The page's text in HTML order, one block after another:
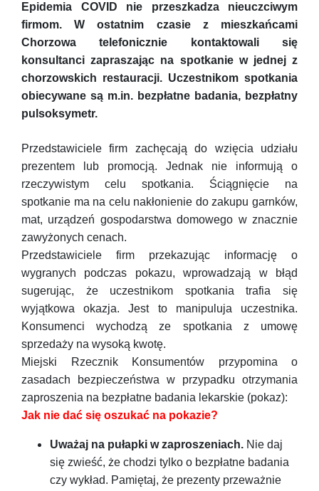
Epidemia COVID nie przeszkadza nieuczciwym
firmom. W ostatnim czasie z mieszkańcami
Chorzowa telefonicznie kontaktowali się
konsultanci zapraszając na spotkanie w jednej z
chorzowskich restauracji. Uczestnikom spotkania
obiecywane są m.in. bezpłatne badania, bezpłatny
pulsoksymetr.
Przedstawiciele firm zachęcają do wzięcia udziału
prezentem lub promocją. Jednak nie informują o
rzeczywistym celu spotkania. Ściągnięcie na
spotkanie ma na celu nakłonienie do zakupu garnków,
mat, urządzeń gospodarstwa domowego w znacznie
zawyżonych cenach.
Przedstawiciele firm przekazując informację o
wygranych podczas pokazu, wprowadzają w błąd
sugerując, że uczestnikom spotkania trafia się
wyjątkowa okazja. Jest to manipuluja uczestnika.
Konsumenci wychodzą ze spotkania z umowę
sprzedaży na wysoką kwotę.
Miejski Rzecznik Konsumentów przypomina o
zasadach bezpieczeństwa w przypadku otrzymania
zaproszenia na bezpłatne badania lekarskie (pokaz):
Jak nie dać się oszukać na pokazie?
Uważaj na pułapki w zaproszeniach. Nie daj
się zwieść, że chodzi tylko o bezpłatne badania
czy wykład. Pamiętaj, że prezenty przeważnie